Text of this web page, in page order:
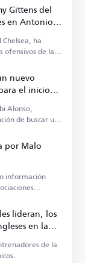
Gittens del
en Antonio
ha
ofensivos de la
nuevo
el inicio
Alonso,
de buscar un
por Malo
información
lideran, los
en la
de la